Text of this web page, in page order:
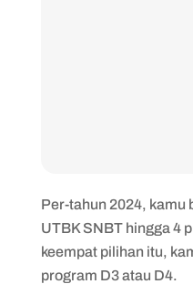
Per-tahun 2024, kamu
UTBK SNBT hingga 4
keempat pilihan itu,
program D3 atau D4.